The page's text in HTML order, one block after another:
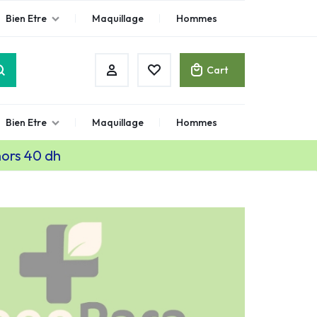
Cart
Bien Etre Maquillage Hommes
Bien Etre Maquillage Hommes
40 dh